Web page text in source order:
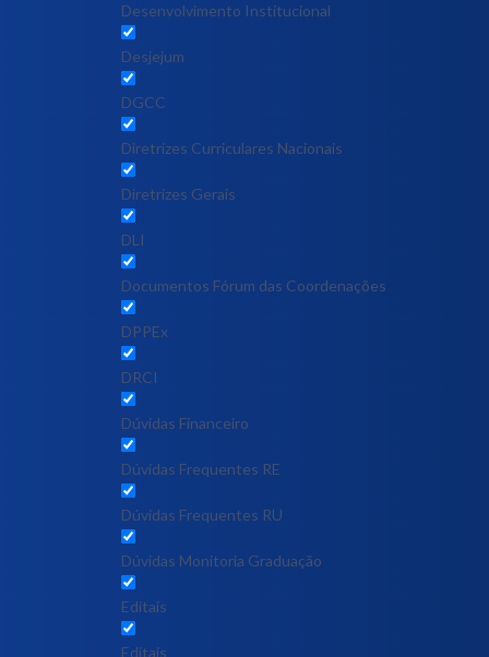
Desenvolvimento Institucional
Desjejum
DGCC
Diretrizes Curriculares Nacionais
Diretrizes Gerais
DLI
Documentos Fórum das Coordenações
DPPEx
DRCI
Dúvidas Financeiro
Dúvidas Frequentes RE
Dúvidas Frequentes RU
Dúvidas Monitoria Graduação
Editais
Editais